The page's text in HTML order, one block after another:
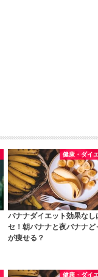
健康・ダイ
バナナダイエット効果なし
セ！朝バナナと夜バナナど
が痩せる？
健康・ダイ